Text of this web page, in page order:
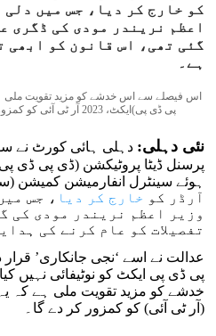
کو خارج کر دیا، جس میں دلی
اعظم نریندر مودی کی ڈگری
گئی تھی، اس قانون کو ابھی
ہے۔
اس فیصلے سے اس خدشے کو مزید تقویت ملی
پی ڈی پی)ایکٹ، 2023 آر ٹی آئی کو کمزور کر دے گا۔ (السٹریشن: دی وائر)
نئی دہلی:
آرڈر کو خارج کر دیا ، جس
وزیر اعظم نریندر مودی کی
تفصیلات کو عام کرنے کی
عدالت نے اسے ‘نجی جانکاری’
پی ڈی پی ایکٹ کو نوٹیفائی
خدشے کو مزید تقویت ملی ہے کہ
(آر ٹی آئی) کو کمزور کر دے گا۔